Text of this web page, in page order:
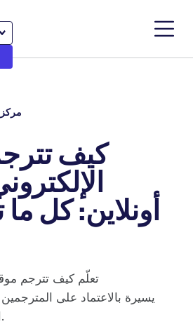
مركز
كيف
أونلاين: كل
تعلّم كيف تترجم
يسيرة بالاعتماد على المترجمين
الاصطناعي المتطورة.